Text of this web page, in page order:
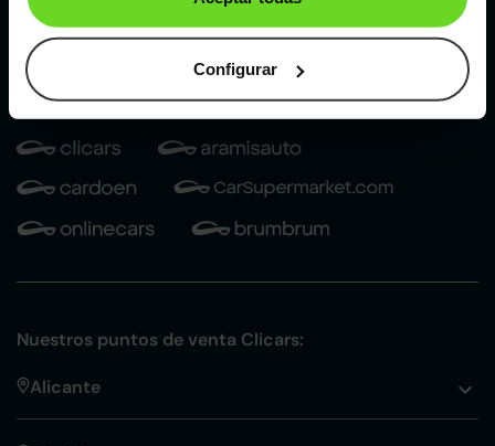
Configurar
compraventa de coches online
Con sede en: España, Francia, Bélgica, Reino Unido, Austria
e Italia.
¡Vendemos 1 coche por minuto!
Nuestros puntos de venta Clicars:
Alicante